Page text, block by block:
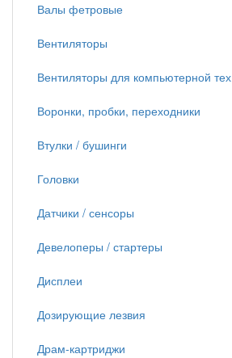
Валы фетровые
Вентиляторы
Вентиляторы для компьютерной тех
Воронки, пробки, переходники
Втулки / бушинги
Головки
Датчики / сенсоры
Девелоперы / стартеры
Дисплеи
Дозирующие лезвия
Драм-картриджи